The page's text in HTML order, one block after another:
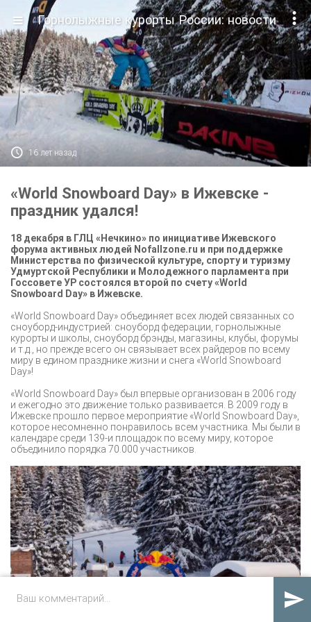

Горнолыжные курорты России: новости
 16 лет назад
«World Snowboard Day» в Ижевске -
праздник удался!
18 декабря в ГЛЦ «Нечкино» по инициативе Ижевского
форума активных людей Nofallzone.ru и при поддержке
Министерства по физической культуре, спорту и туризму
Удмуртской Республики и Молодежного парламента при
Госсовете УР состоялся второй по счету «World
Snowboard Day» в Ижевске.
«World Snowboard Day» объединяет всех людей связанных со
сноуборд-индустрией: сноуборд федерации, горнолыжные
курорты и школы, сноуборд брэнды, магазины, клубы, форумы
и т.д., но прежде всего он связывает всех райдеров по всему
миру в едином празднике жизни и снега «World Snowboard
Day»!
«World Snowboard Day» был впервые организован в 2006 году
и ежегодно это движение только развивается. В 2009 году в
Ижевске прошло первое мероприятие «World Snowboard Day»,
которое несомненно понравилось всем участника. Мы были в
календаре среди 139-и площадок по всему миру, которое
объединило порядка 70.000 участников.
